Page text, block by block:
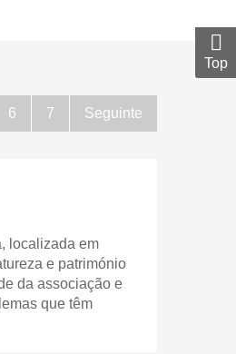
6 7 Seguinte
localizada em
e património
da associação e
que têm
Top